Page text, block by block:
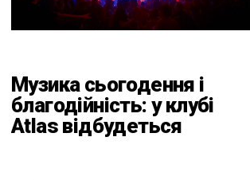
Музика сьогодення і
благодійність: у клубі
Atlas відбудеться